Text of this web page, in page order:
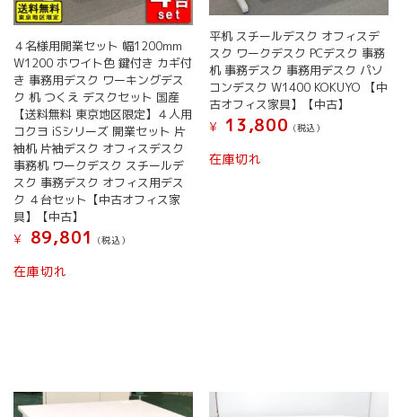
事
務
デ
ス
ク
ス
チ
ー
ル
デ
ス
ク
事
務
机
デ
ス
４名様用開業セット 幅1200mm
W1200 ホワイト色 鍵付き カギ付
き 事務用デスク ワーキングデス
ク 机 つくえ デスクセット 国産
【送料無料 東京地区限定】４人用
コクヨ iSシリーズ 開業セット 片
袖机 片袖デスク オフィスデスク
事務机 ワークデスク スチールデ
スク 事務デスク オフィス用デス
ク ４台セット【中古オフィス家
具】【中古】
¥
89,801 (税込）
在庫切れ
平机 スチールデスク オフィスデ
スク ワークデスク PCデスク 事務
机 事務デスク 事務用デスク パソ
コンデスク W1400 KOKUYO 【中
古オフィス家具】【中古】
¥
13,800 (税込）
在庫切れ